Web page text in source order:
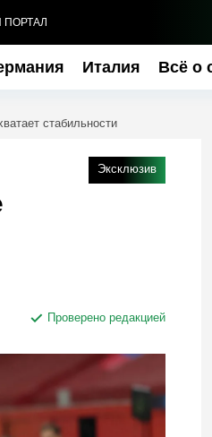
ПОРТАЛ
Италия Всё о
стабильности
Эксклюзив
Проверено редакцией